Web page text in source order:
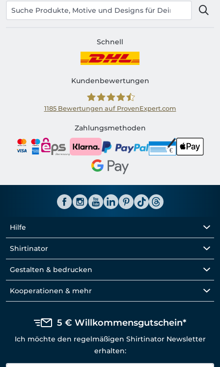
Schnell
Kundenbewertungen
Shirtinator AT
1185Bewertungen auf ProvenExpert.com
Zahlungsmethoden
Hilfe
Shirtinator
Gestalten & bedrucken
Kooperationen & mehr
5 € Willkommensgutschein*
Ich möchte den regelmäßigen Shirtinator Newsletter
erhalten: